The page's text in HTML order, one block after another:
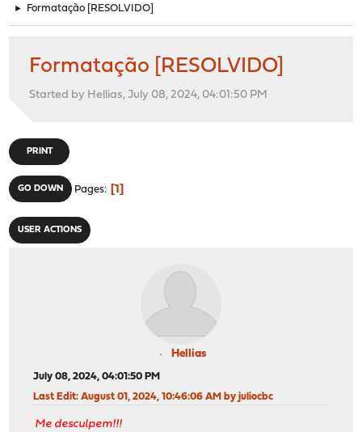
► Formatação [RESOLVIDO]
Formatação [RESOLVIDO]
Started by Hellias, July 08, 2024, 04:01:50 PM
PRINT
GO DOWN Pages 1
USER ACTIONS
Hellias
July 08, 2024, 04:01:50 PM
Last Edit: August 01, 2024, 10:46:06 AM by juliocbc
Me desculpem!!!